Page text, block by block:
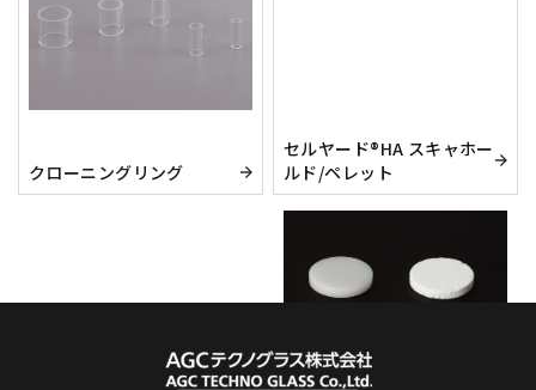
クローニングリング
セルヤード®HA スキャホー
ルド/ペレット